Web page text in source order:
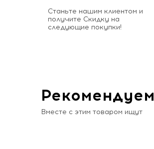
Станьте нашим клиентом и
получите Скидку на
следующие покупки!
Рекомендуем
Вместе с этим товаром ищут